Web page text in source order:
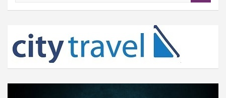
h